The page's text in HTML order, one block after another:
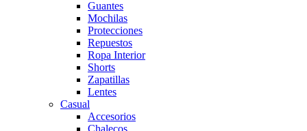
Guantes
Mochilas
Protecciones
Repuestos
Ropa Interior
Shorts
Zapatillas
Lentes
Casual
Accesorios
Chalecos